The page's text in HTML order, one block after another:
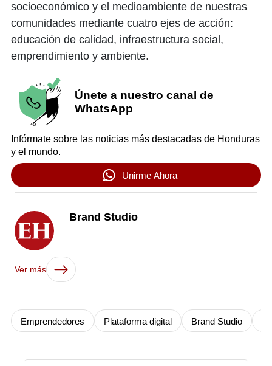
socioeconómico y el medioambiente de nuestras
comunidades mediante cuatro ejes de acción:
educación de calidad, infraestructura social,
emprendimiento y ambiente.
Únete a nuestro canal de
WhatsApp
Infórmate sobre las noticias más destacadas de Honduras
y el mundo.
Unirme Ahora
Brand Studio
Ver más
Emprendedores Plataforma digital Brand Studio